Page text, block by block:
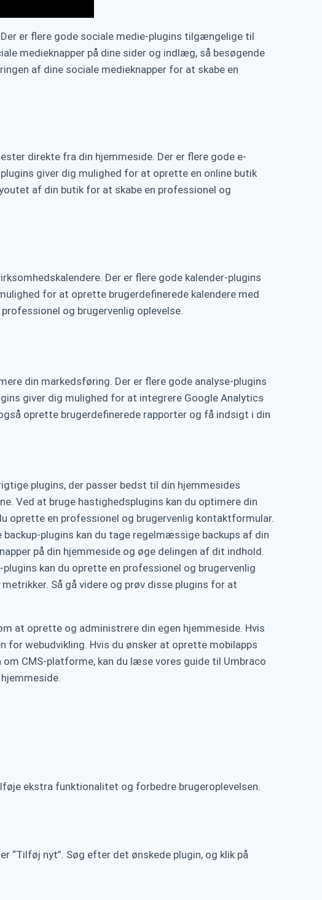
er flere gode sociale medie-plugins tilgængelige til
medieknapper på dine sider og indlæg, så besøgende
af ​​dine sociale medieknapper for at skabe en
direkte fra din hjemmeside. Der er flere gode e-
giver dig mulighed for at oprette en online butik
af din butik for at skabe en professionel og
Der er flere gode kalender-plugins
for at oprette brugerdefinerede kalendere med
og brugervenlig oplevelse.
din markedsføring. Der er flere gode analyse-plugins
giver dig mulighed for at integrere Google Analytics
oprette brugerdefinerede rapporter og få indsigt i din
plugins, der passer bedst til din hjemmesides
Ved at bruge hastighedsplugins kan du optimere din
oprette en professionel og brugervenlig kontaktformular.
plugins kan du tage regelmæssige backups af din
på din hjemmeside og øge delingen af ​​dit indhold.
kan du oprette en professionel og brugervenlig
Så gå videre og prøv disse plugins for at
at oprette og administrere din egen hjemmeside. Hvis
for webudvikling. Hvis du ønsker at oprette mobilapps
CMS-platforme, kan du læse vores guide til Umbraco
ekstra funktionalitet og forbedre brugeroplevelsen.
“Tilføj nyt”. Søg efter det ønskede plugin, og klik på